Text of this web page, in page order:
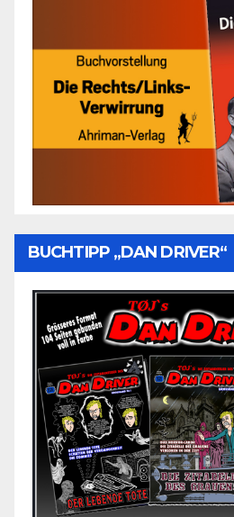
BUCHTIPP „DAN DRIVER“